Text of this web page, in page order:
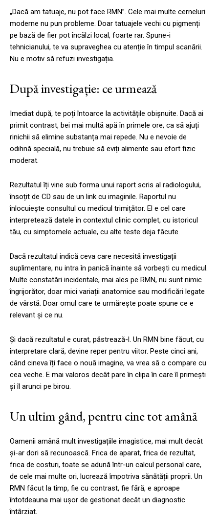
„Dacă am tatuaje, nu pot face RMN”. Cele mai multe cerneluri
moderne nu pun probleme. Doar tatuajele vechi cu pigmenți
pe bază de fier pot încălzi local, foarte rar. Spune-i
tehnicianului, te va supraveghea cu atenție în timpul scanării.
Nu e motiv să refuzi investigația.
După investigație: ce urmează
Imediat după, te poți întoarce la activitățile obișnuite. Dacă ai
primit contrast, bei mai multă apă în primele ore, ca să ajuți
rinichii să elimine substanța mai repede. Nu e nevoie de
odihnă specială, nu trebuie să eviți alimente sau efort fizic
moderat.
Rezultatul îți vine sub forma unui raport scris al radiologului,
însoțit de CD sau de un link cu imaginile. Raportul nu
înlocuiește consultul cu medicul trimițător. El e cel care
interpretează datele în contextul clinic complet, cu istoricul
tău, cu simptomele actuale, cu alte teste deja făcute.
Dacă rezultatul indică ceva care necesită investigații
suplimentare, nu intra în panică înainte să vorbești cu medicul.
Multe constatări incidentale, mai ales pe RMN, nu sunt nimic
îngrijorător, doar mici variații anatomice sau modificări legate
de vârstă. Doar omul care te urmărește poate spune ce e
relevant și ce nu.
Și dacă rezultatul e curat, păstrează-l. Un RMN bine făcut, cu
interpretare clară, devine reper pentru viitor. Peste cinci ani,
când cineva îți face o nouă imagine, va vrea să o compare cu
cea veche. E mai valoros decât pare în clipa în care îl primești
și îl arunci pe birou.
Un ultim gând, pentru cine tot amână
Oamenii amână mult investigațiile imagistice, mai mult decât
și-ar dori să recunoască. Frica de aparat, frica de rezultat,
frica de costuri, toate se adună într-un calcul personal care,
de cele mai multe ori, lucrează împotriva sănătății proprii. Un
RMN făcut la timp, fie cu contrast, fie fără, e aproape
întotdeauna mai ușor de gestionat decât un diagnostic
întârziat.